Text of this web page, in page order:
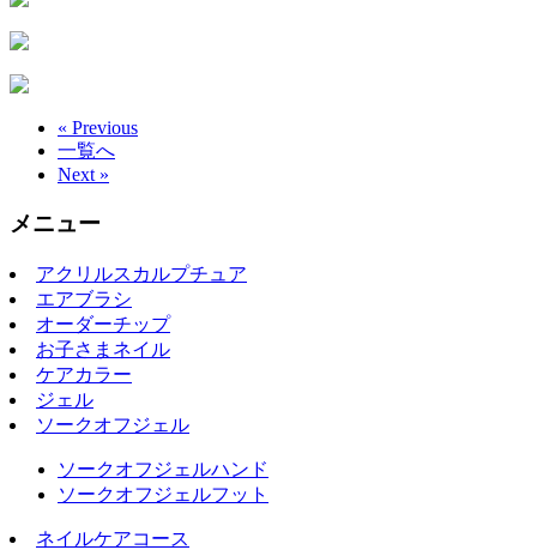
« Previous
一覧へ
Next »
メニュー
アクリルスカルプチュア
エアブラシ
オーダーチップ
お子さまネイル
ケアカラー
ジェル
ソークオフジェル
ソークオフジェルハンド
ソークオフジェルフット
ネイルケアコース